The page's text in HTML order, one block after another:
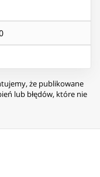
że publikowane
lub błędów, które nie